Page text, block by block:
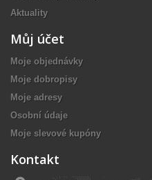
Aktuality
Můj účet
Moje objednávky
Moje dobropisy
Moje adresy
Osobní údaje
Moje slevové kupóny
Kontakt